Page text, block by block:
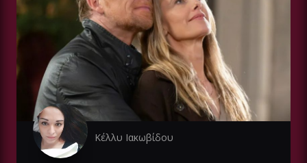
Κέλλυ Ιακωβίδου